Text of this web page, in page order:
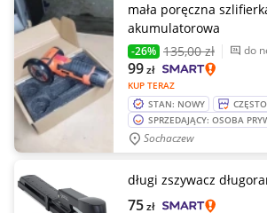
mała poręczna
akumulatorowa
-26% 135,00 zł do
KUP TERAZ
99zł
STAN: NOWY
SPRZEDAJĄCY: OSOBA
Sochaczew
długi zszywacz
75zł